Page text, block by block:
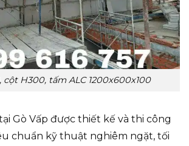
cột H300, tấm ALC 1200x600x100
Gò Vấp được thiết kế và thi công
chuẩn kỹ thuật nghiêm ngặt, tối